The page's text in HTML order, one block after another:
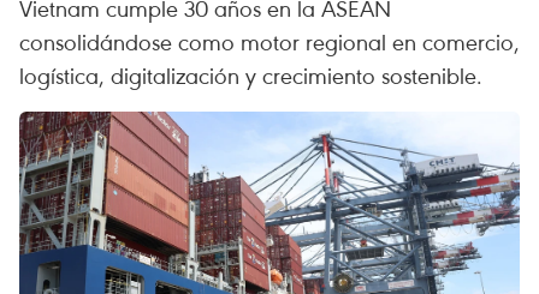
Vietnam cumple 30 años en la ASEAN
consolidándose como motor regional en comercio,
logística, digitalización y crecimiento sostenible.